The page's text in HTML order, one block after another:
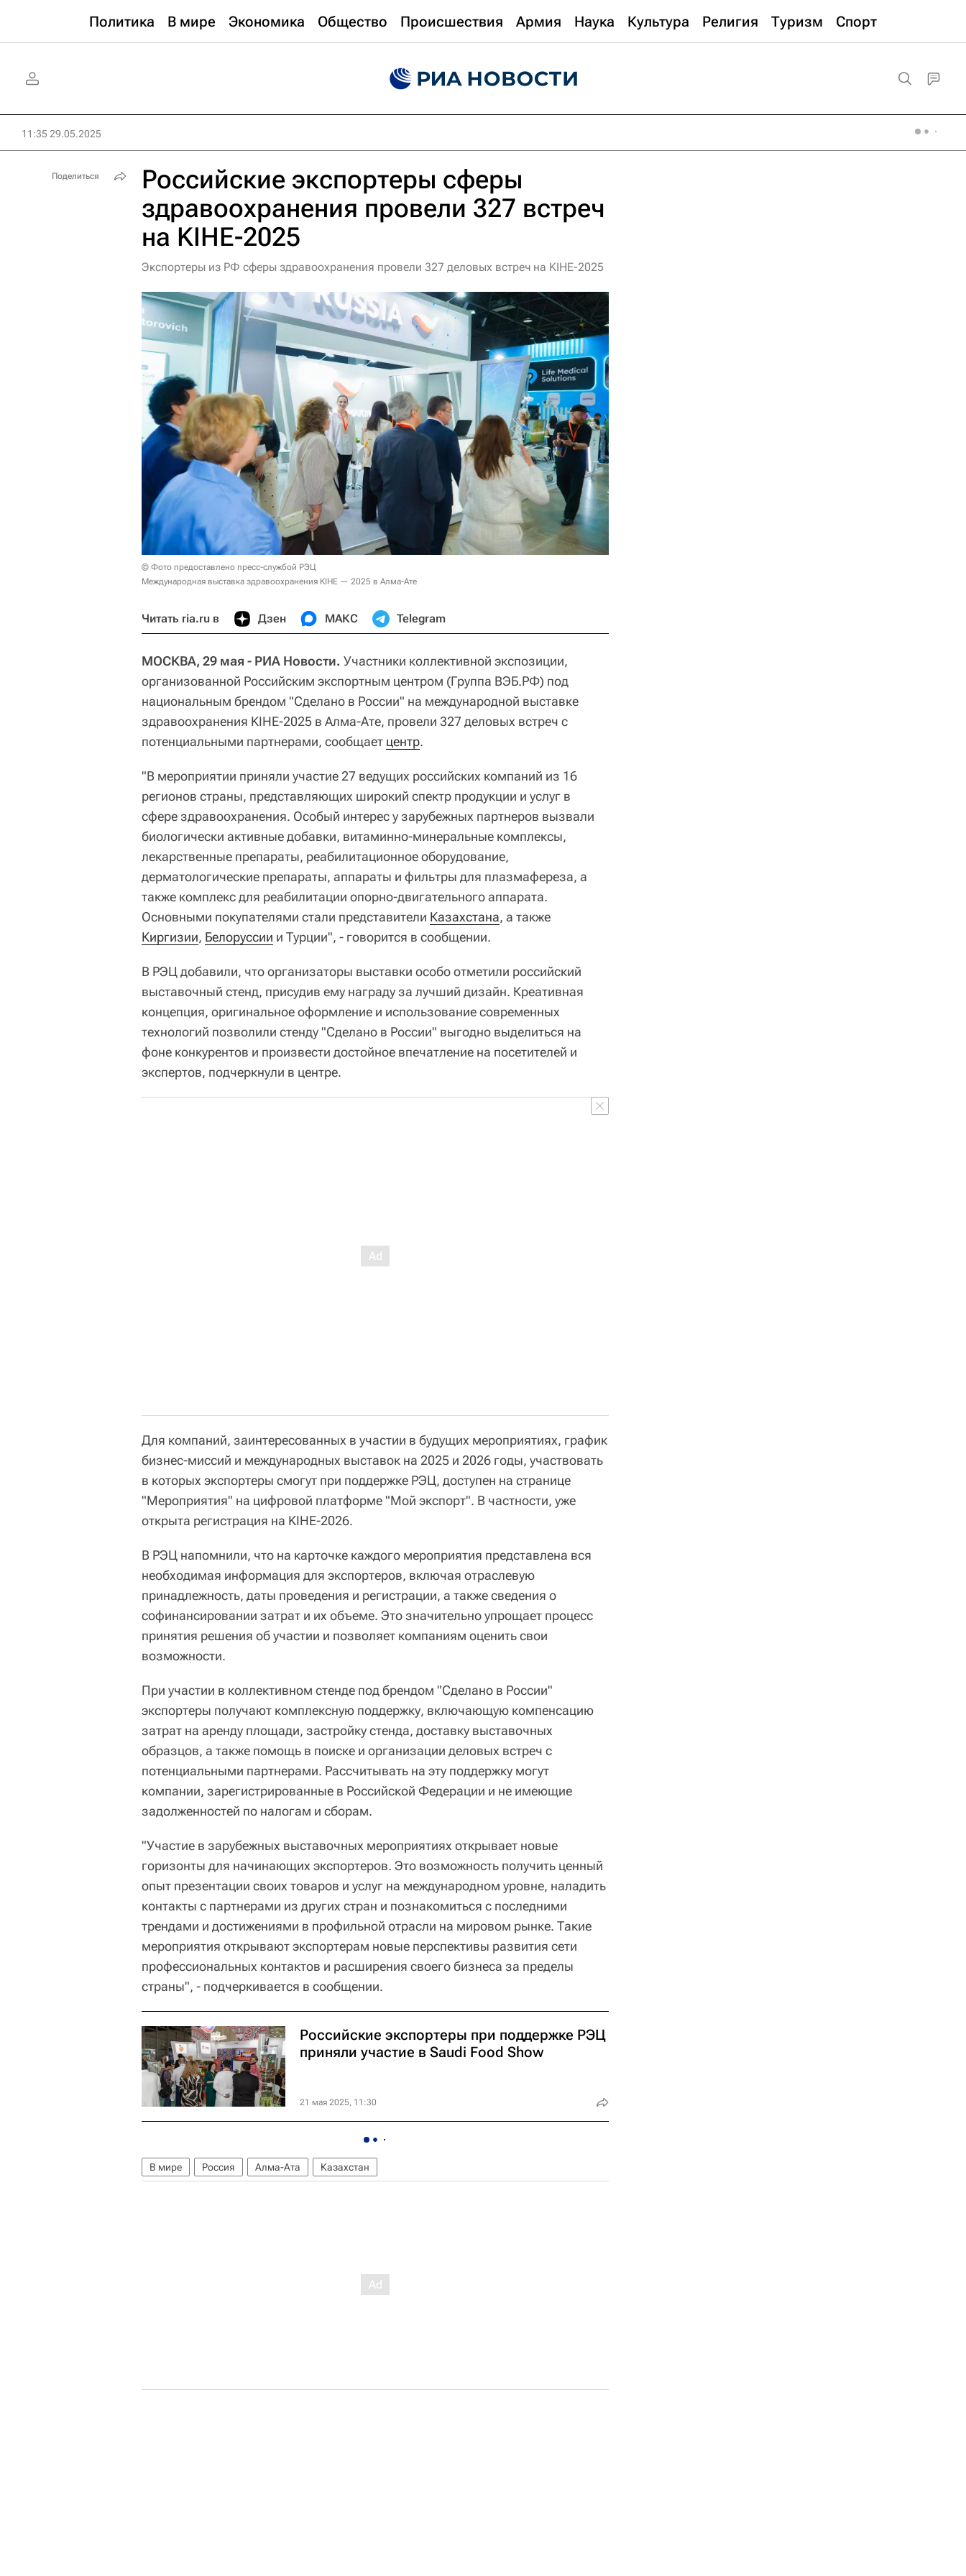
Политика В мире Экономика Общество Происшествия Армия Наука Культура Религия Туризм Спорт
11:35 29.05.2025
Российские экспортеры сферы
здравоохранения провели 327 встреч
на KIHE-2025
Экспортеры из РФ сферы здравоохранения провели 327 деловых встреч на KIHE-2025
© Фото предоставлено пресс-службой РЭЦ
Международная выставка здравоохранения KIHE — 2025 в Алма-Ате
Читать ria.ru в Дзен МАКС Telegram
МОСКВА, 29 мая - РИА Новости. Участники коллективной экспозиции,
организованной Российским экспортным центром (Группа ВЭБ.РФ) под
национальным брендом "Сделано в России" на международной выставке
здравоохранения KIHE-2025 в Алма-Ате, провели 327 деловых встреч с
потенциальными партнерами, сообщает центр.
"В мероприятии приняли участие 27 ведущих российских компаний из 16
регионов страны, представляющих широкий спектр продукции и услуг в
сфере здравоохранения. Особый интерес у зарубежных партнеров вызвали
биологически активные добавки, витаминно-минеральные комплексы,
лекарственные препараты, реабилитационное оборудование,
дерматологические препараты, аппараты и фильтры для плазмафереза, а
также комплекс для реабилитации опорно-двигательного аппарата.
Основными покупателями стали представители Казахстана, а также
Киргизии, Белоруссии и Турции", - говорится в сообщении.
В РЭЦ добавили, что организаторы выставки особо отметили российский
выставочный стенд, присудив ему награду за лучший дизайн. Креативная
концепция, оригинальное оформление и использование современных
технологий позволили стенду "Сделано в России" выгодно выделиться на
фоне конкурентов и произвести достойное впечатление на посетителей и
экспертов, подчеркнули в центре.
Для компаний, заинтересованных в участии в будущих мероприятиях, график
бизнес-миссий и международных выставок на 2025 и 2026 годы, участвовать
в которых экспортеры смогут при поддержке РЭЦ, доступен на странице
"Мероприятия" на цифровой платформе "Мой экспорт". В частности, уже
открыта регистрация на KIHE-2026.
В РЭЦ напомнили, что на карточке каждого мероприятия представлена вся
необходимая информация для экспортеров, включая отраслевую
принадлежность, даты проведения и регистрации, а также сведения о
софинансировании затрат и их объеме. Это значительно упрощает процесс
принятия решения об участии и позволяет компаниям оценить свои
возможности.
При участии в коллективном стенде под брендом "Сделано в России"
экспортеры получают комплексную поддержку, включающую компенсацию
затрат на аренду площади, застройку стенда, доставку выставочных
образцов, а также помощь в поиске и организации деловых встреч с
потенциальными партнерами. Рассчитывать на эту поддержку могут
компании, зарегистрированные в Российской Федерации и не имеющие
задолженностей по налогам и сборам.
"Участие в зарубежных выставочных мероприятиях открывает новые
горизонты для начинающих экспортеров. Это возможность получить ценный
опыт презентации своих товаров и услуг на международном уровне, наладить
контакты с партнерами из других стран и познакомиться с последними
трендами и достижениями в профильной отрасли на мировом рынке. Такие
мероприятия открывают экспортерам новые перспективы развития сети
профессиональных контактов и расширения своего бизнеса за пределы
страны", - подчеркивается в сообщении.
Российские экспортеры при поддержке РЭЦ
приняли участие в Saudi Food Show
21 мая 2025, 11:30
В мире Россия Алма-Ата Казахстан
Поделиться